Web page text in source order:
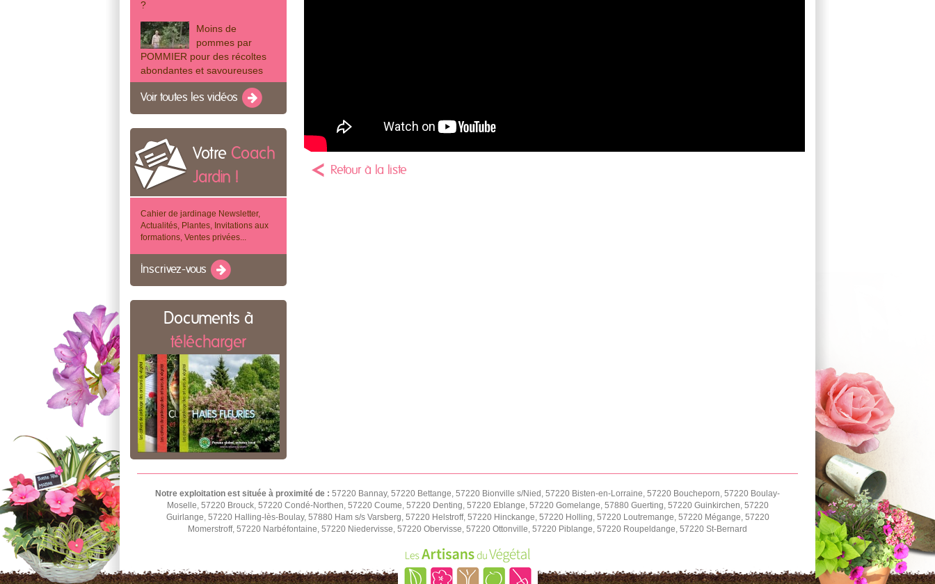
?
Moins de
pommes par
POMMIER pour des récoltes
abondantes et savoureuses
Voir toutes les vidéos
Votre Coach
Jardin !
Cahier de jardinage Newsletter,
Actualités, Plantes, Invitations aux
formations, Ventes privées...
Inscrivez-vous
Documents à
télécharger
Retour à la liste
Notre exploitation est située à proximité de : 57220 Bannay, 57220 Bettange, 57220 Bionville s/Nied, 57220 Bisten-en-Lorraine, 57220 Boucheporn, 57220 Boulay-
Moselle, 57220 Brouck, 57220 Condé-Northen, 57220 Coume, 57220 Denting, 57220 Eblange, 57220 Gomelange, 57880 Guerting, 57220 Guinkirchen, 57220
Guirlange, 57220 Halling-lès-Boulay, 57880 Ham s/s Varsberg, 57220 Helstroff, 57220 Hinckange, 57220 Holling, 57220 Loutremange, 57220 Mégange, 57220
Momerstroff, 57220 Narbéfontaine, 57220 Niedervisse, 57220 Obervisse, 57220 Ottonville, 57220 Piblange, 57220 Roupeldange, 57220 St-Bernard